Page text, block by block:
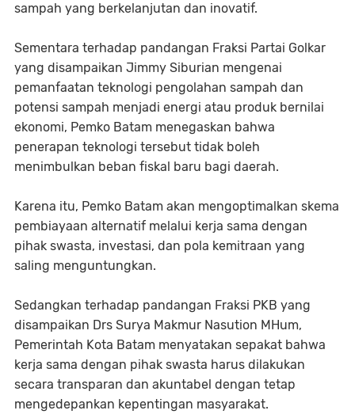
sampah yang berkelanjutan dan inovatif.
Sementara terhadap pandangan Fraksi Partai Golkar
yang disampaikan Jimmy Siburian mengenai
pemanfaatan teknologi pengolahan sampah dan
potensi sampah menjadi energi atau produk bernilai
ekonomi, Pemko Batam menegaskan bahwa
penerapan teknologi tersebut tidak boleh
menimbulkan beban fiskal baru bagi daerah.
Karena itu, Pemko Batam akan mengoptimalkan skema
pembiayaan alternatif melalui kerja sama dengan
pihak swasta, investasi, dan pola kemitraan yang
saling menguntungkan.
Sedangkan terhadap pandangan Fraksi PKB yang
disampaikan Drs Surya Makmur Nasution MHum,
Pemerintah Kota Batam menyatakan sepakat bahwa
kerja sama dengan pihak swasta harus dilakukan
secara transparan dan akuntabel dengan tetap
mengedepankan kepentingan masyarakat.